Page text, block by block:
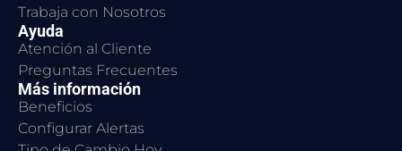
Trabaja con Nosotros
Ayuda
Atención al Cliente
Preguntas Frecuentes
Más información
Beneficios
Configurar Alertas